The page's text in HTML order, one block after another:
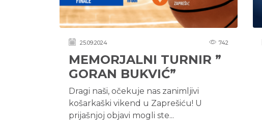
25.09.2024 742
MEMORJALNI TURNIR ”
GORAN BUKVIĆ”
Dragi naši, očekuje nas zanimljivi
košarkaški vikend u Zaprešiću! U
prijašnjoj objavi mogli ste...